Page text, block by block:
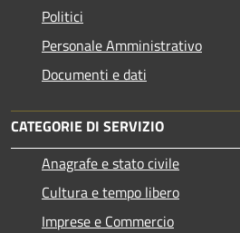
Politici
Personale Amministrativo
Documenti e dati
CATEGORIE DI SERVIZIO
Anagrafe e stato civile
Cultura e tempo libero
Imprese e Commercio